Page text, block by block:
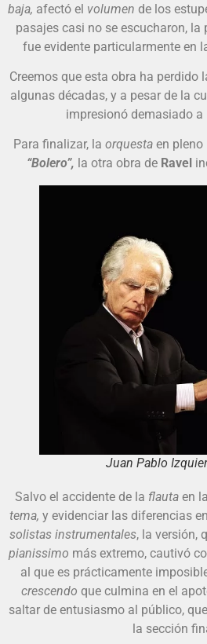
baja, afectó el volumen de los
pasajes casi no se escucharon,
fue evidente particularmente en
Creemos que esta obra ha perdido
algunas décadas, y a pesar de la
impresionó demasiado a
Para finalizar, la orquestaen pleno
“Bolero”, la otra obra de Ravel
Juan Pablo
Salvo el accidente de la flauta en
tema, y evidenciar las diferencias en
solistas instrumentales, la versión,
pianissimo más extremo, cautivó
al que es prácticamente
crescendo que culmina en el
saltar de entusiasmo al público,
la sección